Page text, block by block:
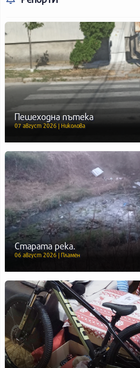
Пешеходна пътека
07 август 2026 | Николова
Старата река.
06 август 2026 | Пламен